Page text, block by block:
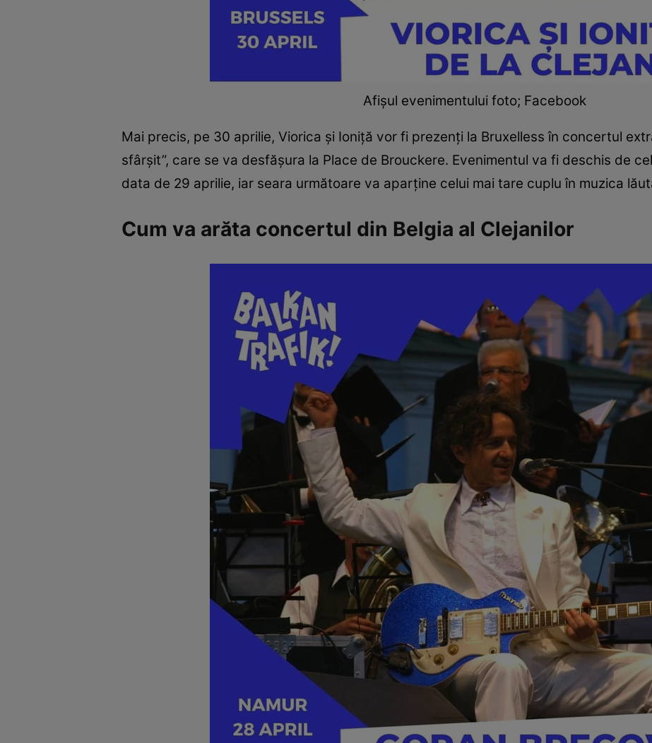
Afișul evenimentului foto; Facebook
Mai precis, pe 30 aprilie, Viorica și Ioniță vor fi prezenți la Bruxelless în concertul
sfârșit”, care se va desfășura la Place de Brouckere. Evenimentul va fi deschis de
data de 29 aprilie, iar seara următoare va aparține celui mai tare cuplu în muzica
Cum va arăta concertul din Belgia al Clejanilor